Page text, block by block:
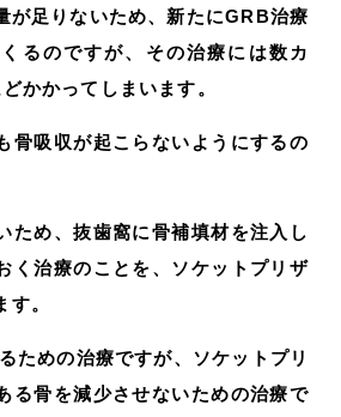
が足りないため、新たにGRB治療
るのですが、その治療には数カ
かかってしまいます。
骨吸収が起こらないようにするの
ため、抜歯窩に骨補填材を注入し
く治療のことを、ソケットプリザ
。
ための治療ですが、ソケットプリ
る骨を減少させないための治療で